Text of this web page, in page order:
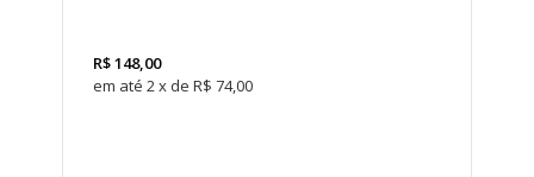
R$148,00
2x de R$ 74,00